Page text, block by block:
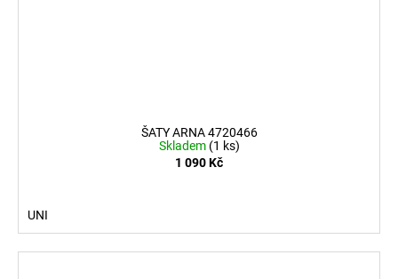
ŠATY ARNA 4720466
Skladem (1 ks)
1 090 Kč
UNI